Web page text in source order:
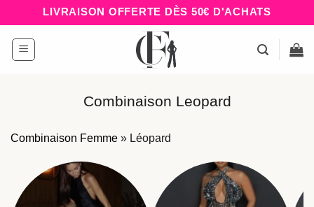
au
contenu
LIVRAISON OFFERTE DÈS 50€ D'ACHATS
Combinaison Leopard
Combinaison Femme » Léopard